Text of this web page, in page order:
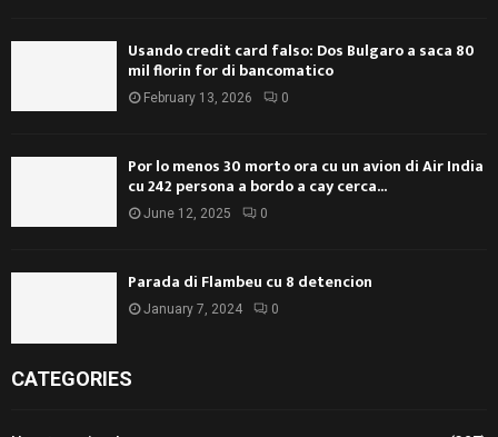
Usando credit card falso: Dos Bulgaro a saca 80
mil florin for di bancomatico
February 13, 2026 0
Por lo menos 30 morto ora cu un avion di Air India
cu 242 persona a bordo a cay cerca...
June 12, 2025 0
Parada di Flambeu cu 8 detencion
January 7, 2024 0
CATEGORIES